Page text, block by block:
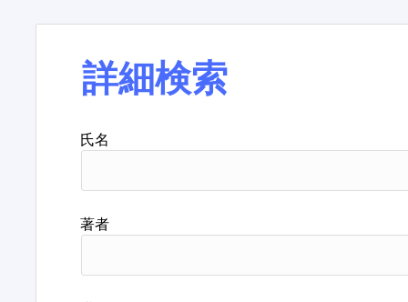
詳細検索
氏名
著者